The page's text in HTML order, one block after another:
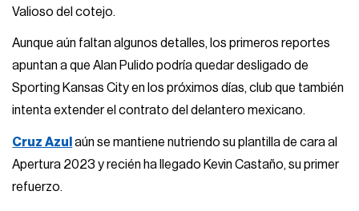
Valioso del cotejo.
Aunque aún faltan algunos detalles, los primeros reportes
apuntan a que Alan Pulido podría quedar desligado de
Sporting Kansas City en los próximos días, club que también
intenta extender el contrato del delantero mexicano.
Cruz Azul aún se mantiene nutriendo su plantilla de cara al
Apertura 2023 y recién ha llegado Kevin Castaño, su primer
refuerzo.